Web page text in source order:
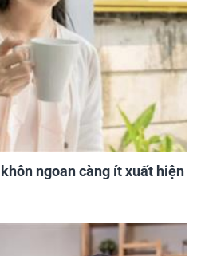
ngoan càng ít xuất hiện